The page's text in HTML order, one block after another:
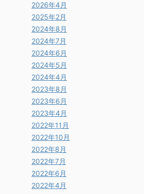
2026年4月
2025年2月
2024年8月
2024年7月
2024年6月
2024年5月
2024年4月
2023年8月
2023年6月
2023年4月
2022年11月
2022年10月
2022年8月
2022年7月
2022年6月
2022年4月